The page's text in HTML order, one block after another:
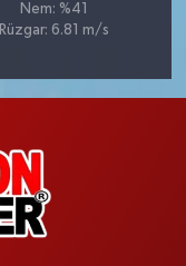
Nem: %41
Rüzgar: 6.81 m/s